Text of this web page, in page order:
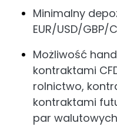
Minimalny
EUR/USD/GBP/
Możliwość
kontraktami
rolnictwo,
kontraktami
par